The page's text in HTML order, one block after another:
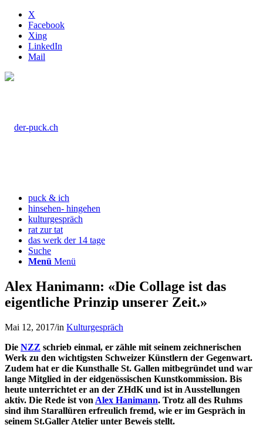
X
Facebook
Xing
LinkedIn
Mail
puck & ich
hinsehen- hingehen
kulturgespräch
rat zur tat
das werk der 14 tage
Suche
Menü Menü
Alex Hanimann: «Die Collage ist das
eigentliche Prinzip unserer Zeit.»
Mai 12, 2017/in Kulturgespräch
Die NZZ schrieb einmal, er zähle mit seinem zeichnerischen
Werk zu den wichtigsten Schweizer Künstlern der Gegenwart.
Zudem hat er die Kunsthalle St. Gallen mitbegründet und war
lange Mitglied in der eidgenössischen Kunstkommission. Bis
heute unterrichtet er an der ZHdK und ist in Ausstellungen
aktiv. Die Rede ist von Alex Hanimann. Trotz all des Ruhms
sind ihm Starallüren erfreulich fremd, wie er im Gespräch in
seinem St.Galler Atelier unter Beweis stellt.